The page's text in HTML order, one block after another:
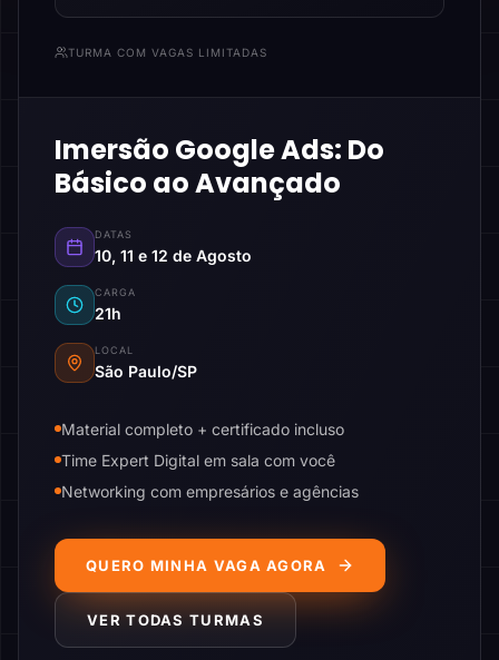
TURMA COM VAGAS LIMITADAS
Imersão Google Ads: Do
Básico ao Avançado
DATAS
10, 11 e 12 de Agosto
CARGA
21h
LOCAL
São Paulo/SP
Material completo + certificado incluso
Time Expert Digital em sala com você
Networking com empresários e agências
QUERO MINHA VAGA AGORA
VER TODAS TURMAS